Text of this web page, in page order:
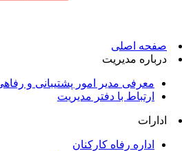
صفحه اصلی
درباره مدیریت
معرفی مدیر امور پشتیبانی و رفاهی
ارتباط با دفتر مدیریت
ادارات
اداره رفاه کارکنان